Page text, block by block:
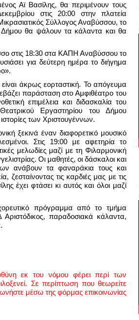
Αϊ Βασίλης, θα περιμένουν τους
στις 20:00 στην πλατεία
Σύλλογος Αναβύσσου, το
Δήμου θα ψάλουν τα κάλαντα και θα
στις 18:30 στα ΚΑΠΗ Αναβύσσου το
για δεύτερη ημέρα το διήγημα
άκρως εορταστική. Το απόγευμα
παράσταση στο Αμφιθέατρο του
επιμέλεια και διδασκαλία του
Εργαστηρίου του Δήμου
των Χριστουγέννων.
ξεκινά έναν διαφορετικό μουσικό
Στις 19:00 με αφετηρία το
μελωδίες μαζί με τη Φιλαρμονική
Οι μαθητές, οι δάσκαλοι και
ανάβουν τα φαναράκια τους και
ζεσταίνοντας τις καρδιές μας με τις
έχει φτάσει κι αυτός και όλοι μαζί
πρόγραμμα από το τμήμα
παραδοσιακά κάλαντα,
εκ του νόμου φέρει περί των
Σε περίπτωση που θεωρείτε
μέσω της φόρμας επικοινωνίας